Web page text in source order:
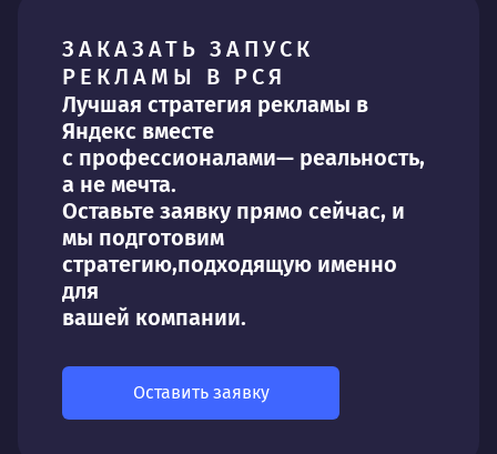
ЗАКАЗАТЬ ЗАПУСК
РЕКЛАМЫ В РСЯ
Лучшая стратегия рекламы в
Яндекс вместе
с профессионалами— реальность,
а не мечта.
Оставьте заявку прямо сейчас, и
мы подготовим
стратегию,подходящую именно
для
вашей компании.
Оставить заявку